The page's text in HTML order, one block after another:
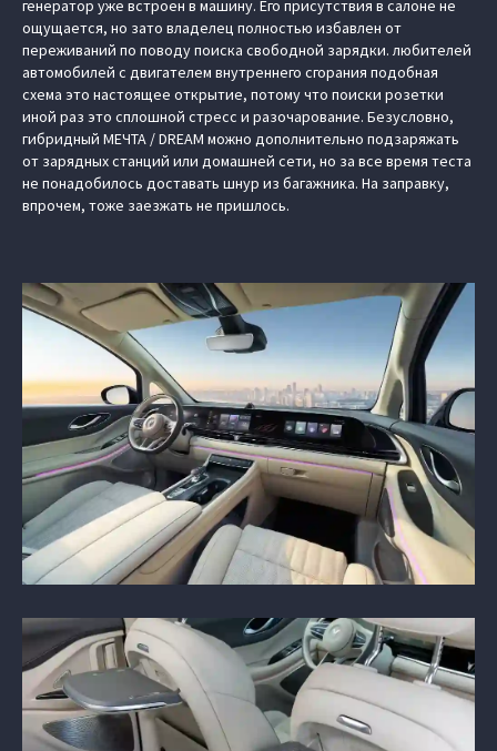
генератор уже встроен в машину. Его присутствия в салоне не
ощущается, но зато владелец полностью избавлен от
переживаний по поводу поиска свободной зарядки. любителей
автомобилей с двигателем внутреннего сгорания подобная
схема это настоящее открытие, потому что поиски розетки
иной раз это сплошной стресс и разочарование. Безусловно,
гибридный МЕЧТА / DREAM можно дополнительно подзаряжать
от зарядных станций или домашней сети, но за все время теста
не понадобилось доставать шнур из багажника. На заправку,
впрочем, тоже заезжать не пришлось.